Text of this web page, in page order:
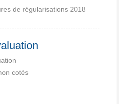
de régularisations 2018
cotés